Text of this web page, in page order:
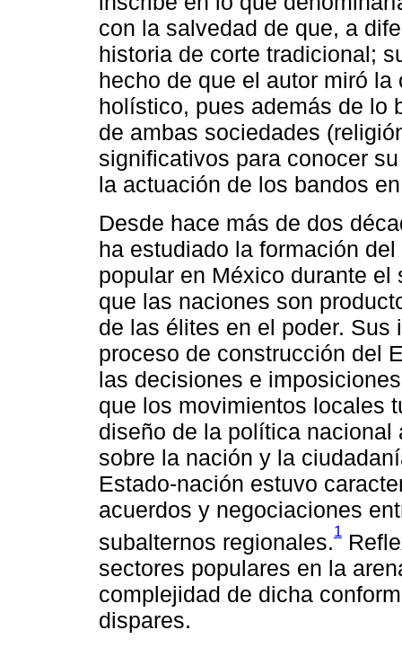
con la salvedad de que, a
historia de corte tradicional;
hecho de que el autor miró
holístico, pues además de lo
de ambas sociedades
significativos para conocer
la actuación de los bandos
Desde hace más de dos
ha estudiado la formación
popular en México durante
que las naciones son
de las élites en el poder.
proceso de construcción del
las decisiones e
que los movimientos locales
diseño de la política
sobre la nación y la
Estado-nación estuvo
acuerdos y negociaciones
subalternos regionales.1
sectores populares en la
complejidad de dicha
dispares.